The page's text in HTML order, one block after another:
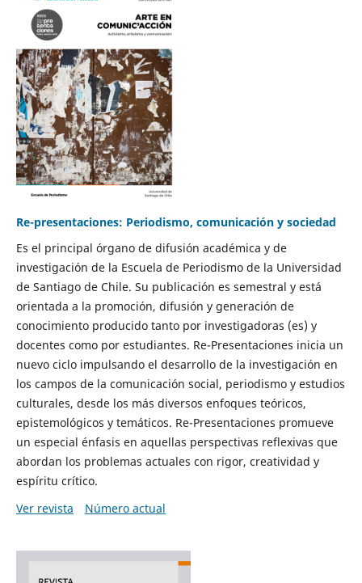
Re-presentaciones: Periodismo, comunicación y sociedad
Es el principal órgano de difusión académica y de
investigación de la Escuela de Periodismo de la Universidad
de Santiago de Chile. Su publicación es semestral y está
orientada a la promoción, difusión y generación de
conocimiento producido tanto por investigadoras (es) y
docentes como por estudiantes. Re-Presentaciones inicia un
nuevo ciclo impulsando el desarrollo de la investigación en
los campos de la comunicación social, periodismo y estudios
culturales, desde los más diversos enfoques teóricos,
epistemológicos y temáticos. Re-Presentaciones promueve
un especial énfasis en aquellas perspectivas reflexivas que
abordan los problemas actuales con rigor, creatividad y
espíritu crítico.
Ver revista
Número actual